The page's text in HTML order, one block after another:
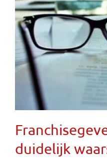
duidelijk